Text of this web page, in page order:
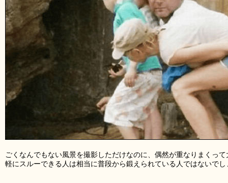
ごくなんでもない風景を撮影しただけなのに、偶然が重なりまくっ
軽にスルーできる人は相当に普段から鍛えられている人ではないでし